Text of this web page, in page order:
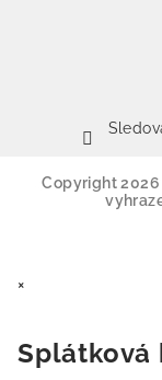
Copyright 2026
×
Splátková